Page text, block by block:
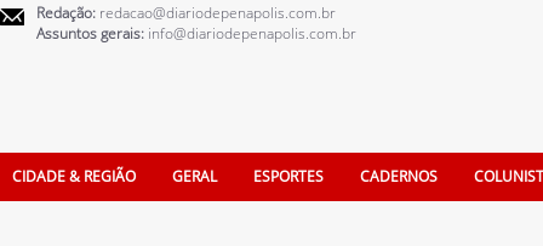
Redação: redacao@diariodepenapolis.com.br
Assuntos gerais: info@diariodepenapolis.com.br
CIDADE & REGIÃO GERAL ESPORTES CADERNOS